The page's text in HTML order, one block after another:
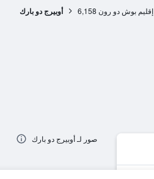
إقليم بوش دو رون 6,158 أوبيرج دو بارك
صور لـ أوبيرج دو بارك